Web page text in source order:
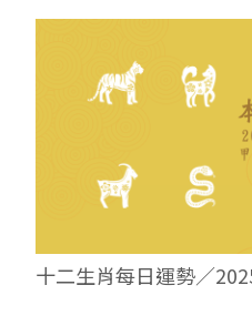
十二生肖每日運勢／